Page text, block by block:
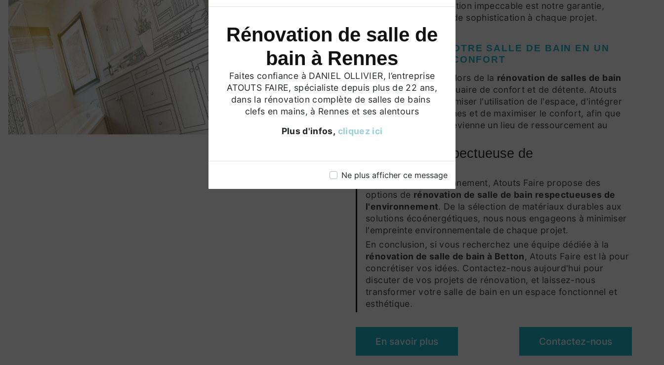
Rénovation de salle de
bain à Rennes
Faites confiance à DANIEL OLLIVIER, l’entreprise
ATOUTS FAIRE, spécialiste depuis plus de 22 ans,
dans la rénovation complète de salles de bains
clefs en mains, à Rennes et ses alentours
Plus d'infos, cliquez ici
Ne plus afficher ce message
et l'esthétique. La finition impeccable est notre garantie,
ajoutant une touche de sophistication à chaque projet.
TRANSFORMEZ VOTRE SALLE DE BAIN EN UN
SANCTUAIRE DE CONFORT
Notre objectif ultime lors de la rénovation de salles de bain
est de créer un sanctuaire de confort et de détente. Atouts
Faire s'efforce d'optimiser l'utilisation de l'espace, d'intégrer
des solutions modernes et de maximiser le confort, afin que
votre salle de bain devienne un lieu de ressourcement au
quotidien.
Rénovation Respectueuse de
l'Environnement
Soucieux de l'environnement, Atouts Faire propose des
options de rénovation de salle de bain respectueuses de
l'environnement. De la sélection de matériaux durables aux
solutions écoénergétiques, nous nous engageons à minimiser
l'empreinte environnementale de chaque projet.
En conclusion, si vous recherchez une équipe dédiée à la
rénovation de salle de bain à Betton, Atouts Faire est là pour
concrétiser vos idées. Contactez-nous aujourd'hui pour
discuter de vos projets de rénovation, et laissez-nous
transformer votre salle de bain en un espace fonctionnel et
esthétique.
En savoir plus Contactez-nous